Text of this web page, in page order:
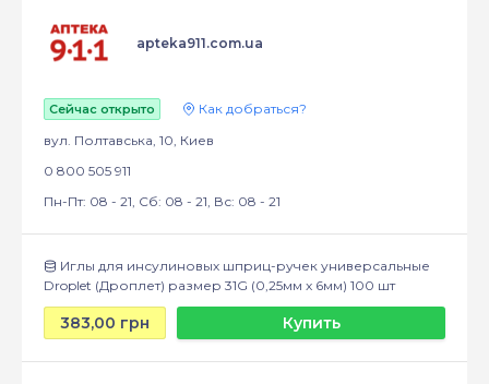
apteka911.com.ua
Сейчас открыто
Как добраться?
вул. Полтавська, 10, Киев
0 800 505 911
Пн-Пт: 08 - 21, Сб: 08 - 21, Вс: 08 - 21
Иглы для инсулиновых шприц-ручек универсальные
Droplet (Дроплет) размер 31G (0,25мм x 6мм) 100 шт
383,00 грн Купить